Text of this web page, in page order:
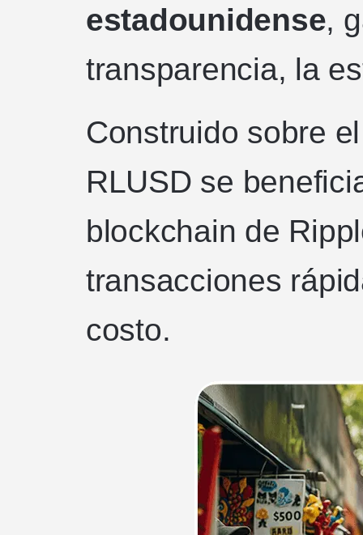
estadounidense,
transparencia, la
Construido sobre
RLUSD se
blockchain de
transacciones
costo.